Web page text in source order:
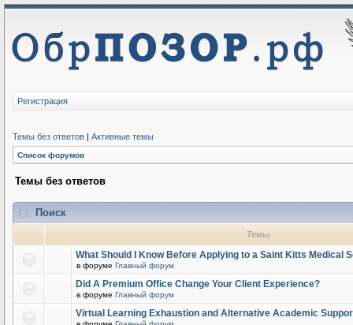
Регистрация
Темы без ответов | Активные темы
Список форумов
Темы без ответов
Поиск
Темы
What Should I Know Before Applying to a Saint Kitts Medical
в форуме Главный форум
Did A Premium Office Change Your Client Experience?
в форуме Главный форум
Virtual Learning Exhaustion and Alternative Academic